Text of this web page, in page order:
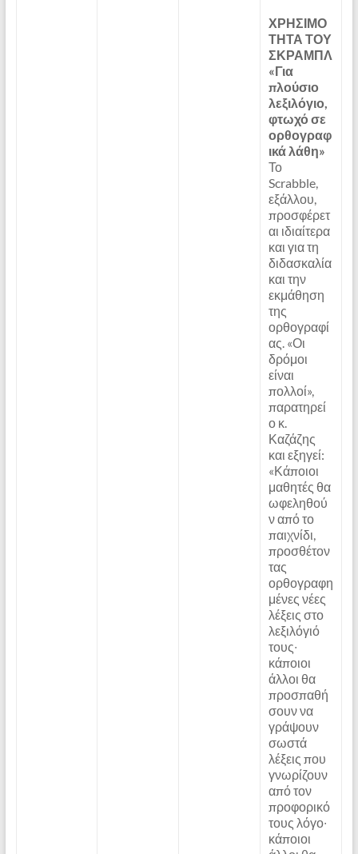
ΧΡΗΣΙΜΟ
ΤΗΤΑ ΤΟΥ
ΣΚΡΑΜΠΛ
«Για
πλούσιο
λεξιλόγιο,
φτωχό σε
ορθογραφ
ικά λάθη»
Το
Scrabble,
εξάλλου,
προσφέρετ
αι ιδιαίτερα
και για τη
διδασκαλία
και την
εκμάθηση
της
ορθογραφί
ας. «Οι
δρόμοι
είναι
πολλοί»,
παρατηρεί
ο κ.
Καζάζης
και εξηγεί:
«Κάποιοι
μαθητές θα
ωφεληθού
ν από το
παιχνίδι,
προσθέτον
τας
ορθογραφη
μένες νέες
λέξεις στο
λεξιλόγιό
τους∙
κάποιοι
άλλοι θα
προσπαθή
σουν να
γράψουν
σωστά
λέξεις που
γνωρίζουν
από τον
προφορικό
τους λόγο∙
κάποιοι